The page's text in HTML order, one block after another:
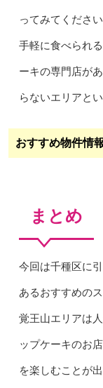
ってみてください
手軽に食べられ
ーキの専門店が
らないエリアと
おすすめ物件情報
まとめ
今回は千種区に
あるおすすめの
覚王山エリアは
ップケーキのお
を楽しむことが